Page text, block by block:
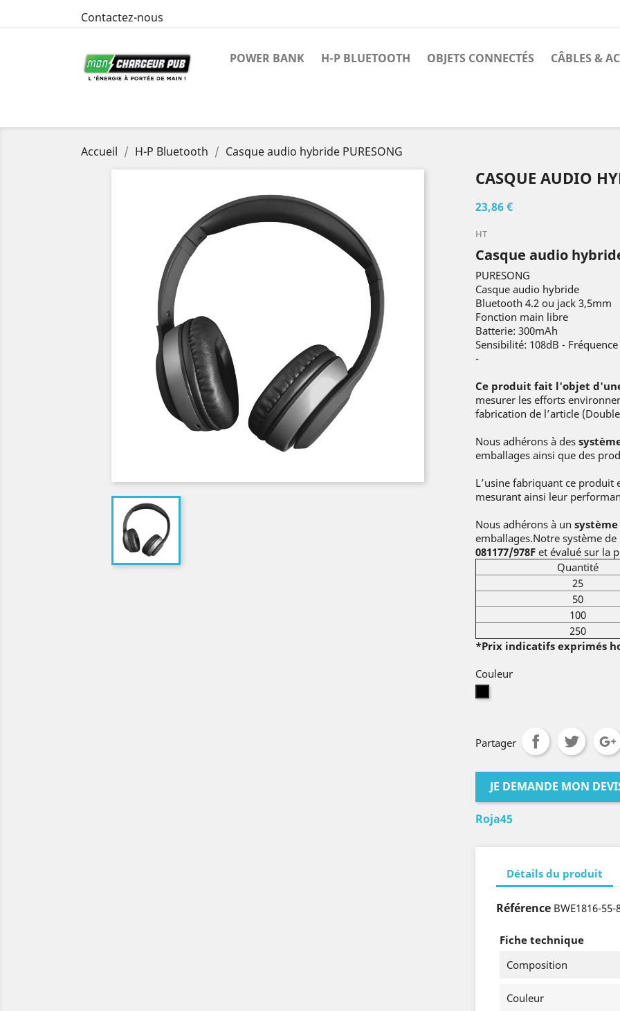
Contactez-nous
POWER BANK H-P BLUETOOTH OBJETS CONNECTÉS CÂBLES &
Accueil H-P Bluetooth Casque audio hybride PURESONG
CASQUE AUDIO
23,86 €
HT
Casque audio
PURESONG
Casque audio hybride
Bluetooth 4.2 ou jack 3,5mm
Fonction main libre
Batterie: 300mAh
Sensibilité: 108dB - Fréquence
-
Ce produit fait l'objet
mesurer les efforts
fabrication de l’article
Nous adhérons à des
emballages ainsi que des
L’usine fabriquant ce produit
mesurant ainsi leur
Nous adhérons à un
emballages.Notre système de
081177/978F et évalué sur la
Quantité
25
50
100
250
*Prix indicatifs exprimés
Couleur
Partager
JE DEMANDE MON
Roja45
Détails du produit
Référence BWE1816-55-
Fiche technique
Composition
Couleur